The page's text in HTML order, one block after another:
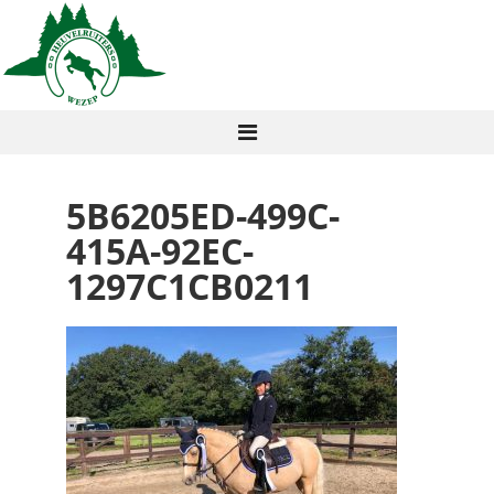
5B6205ED-499C-
415A-92EC-
1297C1CB0211